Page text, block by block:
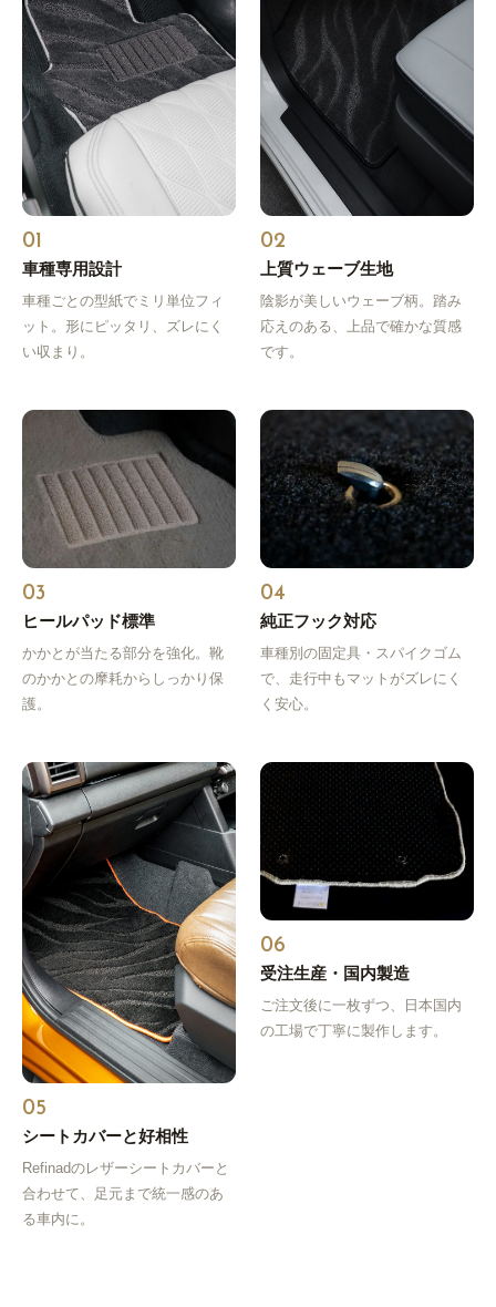
01
車種専用設計
車種ごとの型紙でミリ単位フィ
ット。形にピッタリ、ズレにく
い収まり。
02
上質ウェーブ生地
陰影が美しいウェーブ柄。踏み
応えのある、上品で確かな質感
です。
03
ヒールパッド標準
かかとが当たる部分を強化。靴
のかかとの摩耗からしっかり保
護。
04
純正フック対応
車種別の固定具・スパイクゴム
で、走行中もマットがズレにく
く安心。
05
シートカバーと好相性
Refinadのレザーシートカバーと
合わせて、足元まで統一感のあ
る車内に。
06
受注生産・国内製造
ご注文後に一枚ずつ、日本国内
の工場で丁寧に製作します。